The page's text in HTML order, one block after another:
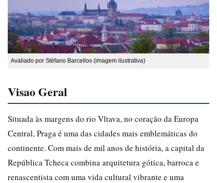
Avaliado por Stéfano Barcellos (imagem ilustrativa)
Visao Geral
Situada às margens do rio Vltava, no coração da Europa
Central, Praga é uma das cidades mais emblemáticas do
continente. Com mais de mil anos de história, a capital da
República Tcheca combina arquitetura gótica, barroca e
renascentista com uma vida cultural vibrante e uma